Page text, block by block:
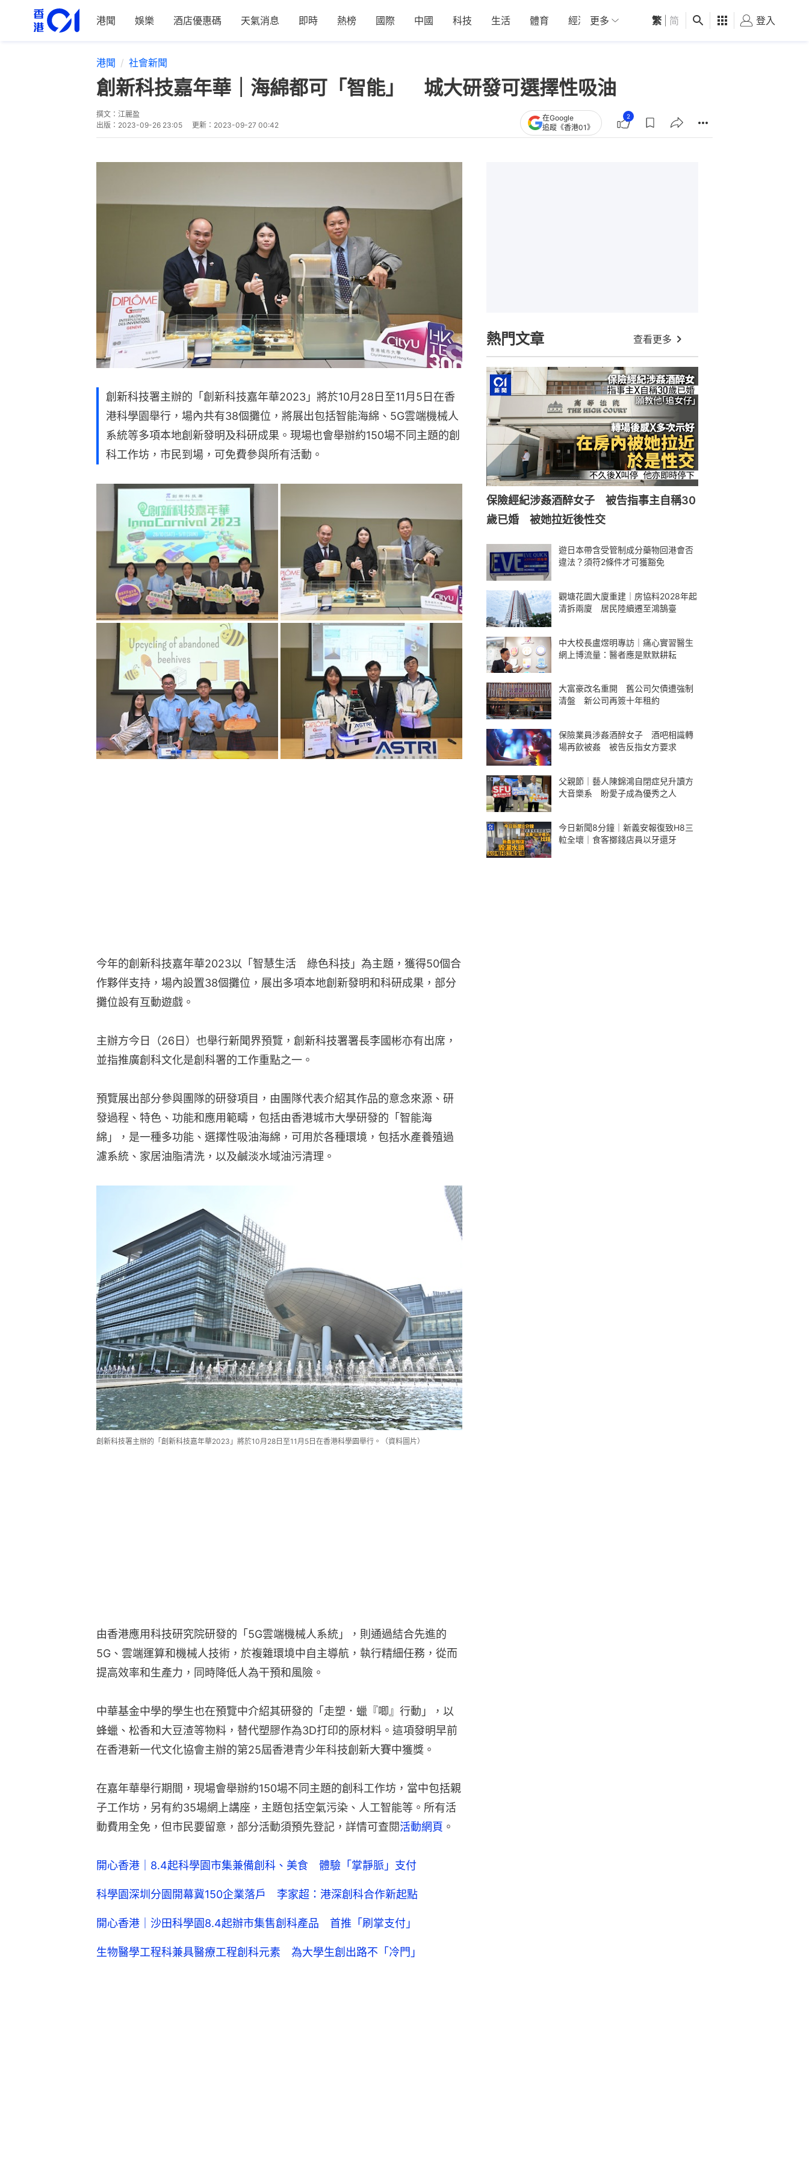
港聞 娛樂 酒店優惠碼 天氣消息 即時 熱榜 國際 中國 科技 生活 體育 經濟 01深圳 觀點 健康 好食玩飛
更多 繁 简 登入
港聞 社會新聞
創新科技嘉年華｜海綿都可「智能」 城大研發可選擇性吸油
撰文： 江麗盈
出版： 2023-09-26 23:05 更新： 2023-09-27 00:42
在Google
追蹤《香港01》
2
創新科技署主辦的「創新科技嘉年華2023」將於10月28日至11月5日在香
港科學園舉行，場內共有38個攤位，將展出包括智能海綿、5G雲端機械人
系統等多項本地創新發明及科研成果。現場也會舉辦約150場不同主題的創
科工作坊，市民到場，可免費參與所有活動。
今年的創新科技嘉年華2023以「智慧生活　綠色科技」為主題，獲得50個合
作夥伴支持，場內設置38個攤位，展出多項本地創新發明和科研成果，部分
攤位設有互動遊戲。
主辦方今日（26日）也舉行新聞界預覽，創新科技署署長李國彬亦有出席，
並指推廣創科文化是創科署的工作重點之一。
預覽展出部分參與團隊的研發項目，由團隊代表介紹其作品的意念來源、研
發過程、特色、功能和應用範疇，包括由香港城市大學研發的「智能海
綿」，是一種多功能、選擇性吸油海綿，可用於各種環境，包括水產養殖過
濾系統、家居油脂清洗，以及鹹淡水域油污清理。
創新科技署主辦的「創新科技嘉年華2023」將於10月28日至11月5日在香港科學園舉行。（資料圖片）
由香港應用科技研究院研發的「5G雲端機械人系統」，則通過結合先進的
5G、雲端運算和機械人技術，於複雜環境中自主導航，執行精細任務，從而
提高效率和生產力，同時降低人為干預和風險。
中華基金中學的學生也在預覽中介紹其研發的「走塑．蠟『唧』行動」，以
蜂蠟、松香和大豆渣等物料，替代塑膠作為3D打印的原材料。這項發明早前
在香港新一代文化協會主辦的第25屆香港青少年科技創新大賽中獲獎。
在嘉年華舉行期間，現場會舉辦約150場不同主題的創科工作坊，當中包括親
子工作坊，另有約35場網上講座，主題包括空氣污染、人工智能等。所有活
動費用全免，但市民要留意，部分活動須預先登記，詳情可查閱活動網頁 。
開心香港｜8.4起科學園市集兼備創科、美食 體驗「掌靜脈」支付
科學園深圳分園開幕冀150企業落戶 李家超：港深創科合作新起點
開心香港｜沙田科學園8.4起辦市集售創科產品 首推「刷掌支付」
生物醫學工程科兼具醫療工程創科元素 為大學生創出路不「冷門」
熱門文章 查看更多
保險經紀涉姦酒醉女子 被告指事主自稱30
歲已婚 被她拉近後性交
遊日本帶含受管制成分藥物回港會否
違法？須符2條件才可獲豁免
觀塘花園大廈重建｜房協料2028年起
清拆兩廈 居民陸續遷至鴻鵠臺
中大校長盧煜明專訪｜痛心實習醫生
網上博流量：醫者應是默默耕耘
大富豪改名重開 舊公司欠債遭強制
清盤 新公司再簽十年租約
保險業員涉姦酒醉女子 酒吧相識轉
場再飲被姦 被告反指女方要求
父親節｜藝人陳錦鴻自閉症兒升讀方
大音樂系 盼愛子成為優秀之人
今日新聞8分鐘｜新義安報復致H8三
𨋢全壞｜食客擲錢店員以牙還牙